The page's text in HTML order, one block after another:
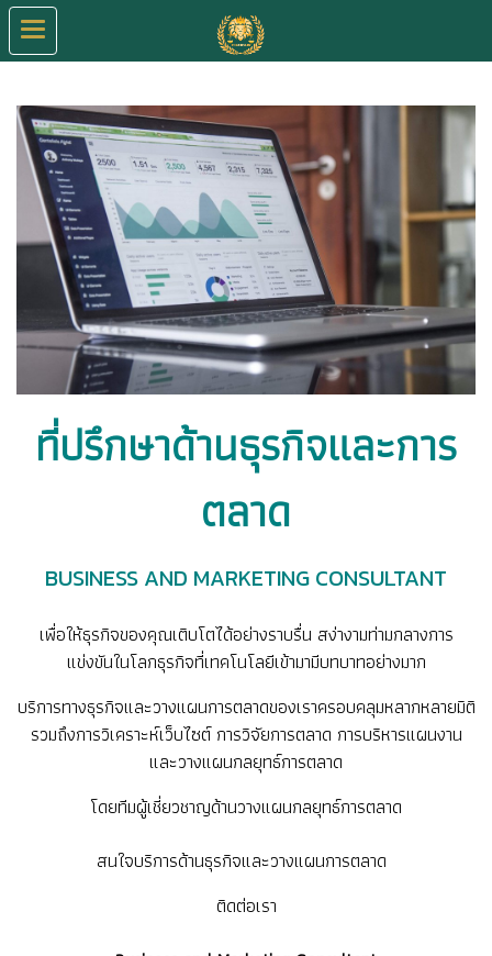
ที่ปรึกษาด้านธุรกิจและการ
ตลาด
BUSINESS AND MARKETING CONSULTANT
เพื่อให้ธุรกิจของคุณเติบโตได้อย่างราบรื่น สง่างามท่ามกลางการ
แข่งขันในโลกธุรกิจที่เทคโนโลยีเข้ามามีบทบาทอย่างมาก
บริการทางธุรกิจและวางแผนการตลาดของเราครอบคลุมหลากหลายมิติ
รวมถึงการวิเคราะห์เว็บไซต์ การวิจัยการตลาด การบริหารแผนงาน
และวางแผนกลยุทธ์การตลาด
โดยทีมผู้เชี่ยวชาญด้านวางแผนกลยุทธ์การตลาด
สนใจบริการด้านธุรกิจและวางแผนการตลาด
ติดต่อเรา